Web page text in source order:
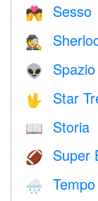
💏 Sesso
🕵️
👽 Spazio
🖖 Star
📖 Storia
🏈 Super
🌧